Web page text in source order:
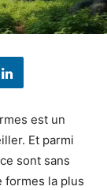
est un
Et parmi
sont sans
formes la plus